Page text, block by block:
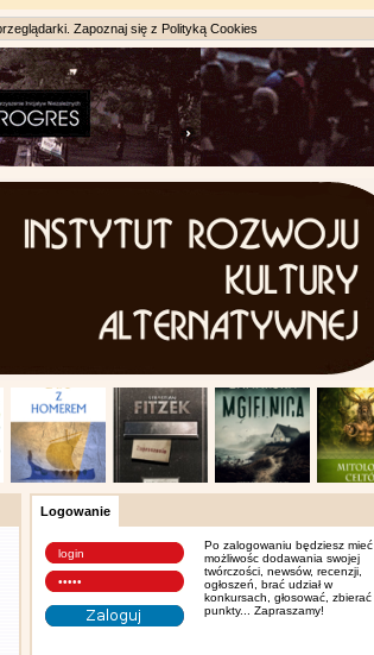
Zapoznaj się z Polityką Cookies
Logowanie
Po zalogowaniu będziesz mieć
możliwośc dodawania swojej
twórczości, newsów, recenzji,
ogłoszeń, brać udział w
konkursach, głosować, zbierać
punkty... Zapraszamy!